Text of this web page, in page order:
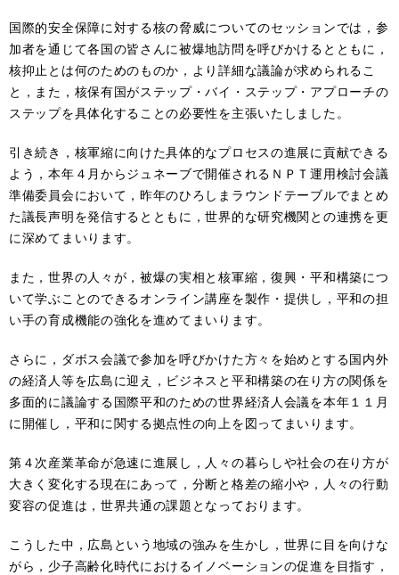
国際的安全保障に対する核の脅威についてのセッションでは，参
加者を通じて各国の皆さんに被爆地訪問を呼びかけるとともに，
核抑止とは何のためのものか，より詳細な議論が求められるこ
と，また，核保有国がステップ・バイ・ステップ・アプローチの
ステップを具体化することの必要性を主張いたしました。
引き続き，核軍縮に向けた具体的なプロセスの進展に貢献できる
よう，本年４月からジュネーブで開催されるＮＰＴ運用検討会議
準備委員会において，昨年のひろしまラウンドテーブルでまとめ
た議長声明を発信するとともに，世界的な研究機関との連携を更
に深めてまいります。
また，世界の人々が，被爆の実相と核軍縮，復興・平和構築につ
いて学ぶことのできるオンライン講座を製作・提供し，平和の担
い手の育成機能の強化を進めてまいります。
さらに，ダボス会議で参加を呼びかけた方々を始めとする国内外
の経済人等を広島に迎え，ビジネスと平和構築の在り方の関係を
多面的に議論する国際平和のための世界経済人会議を本年１１月
に開催し，平和に関する拠点性の向上を図ってまいります。
第４次産業革命が急速に進展し，人々の暮らしや社会の在り方が
大きく変化する現在にあって，分断と格差の縮小や，人々の行動
変容の促進は，世界共通の課題となっております。
こうした中，広島という地域の強みを生かし，世界に目を向けな
がら，少子高齢化時代におけるイノベーションの促進を目指す，